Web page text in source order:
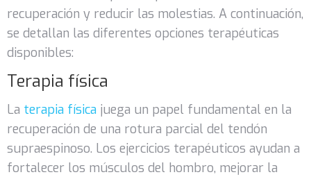
recuperación y reducir las molestias. A continuación,
se detallan las diferentes opciones terapéuticas
disponibles:
Terapia física
La terapia física juega un papel fundamental en la
recuperación de una rotura parcial del tendón
supraespinoso. Los ejercicios terapéuticos ayudan a
fortalecer los músculos del hombro, mejorar la